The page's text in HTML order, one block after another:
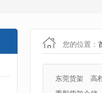
您的位置：
东莞货架
高